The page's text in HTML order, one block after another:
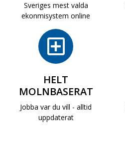
Sveriges mest valda
ekonmisystem online
HELT
MOLNBASERAT
Jobba var du vill - alltid
uppdaterat